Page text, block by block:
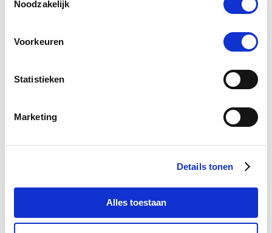
Noodzakelijk
Voorkeuren
Statistieken
Marketing
Details tonen
Alles toestaan
Paardendrogist Devil's
Voeg toe aan winkeltas